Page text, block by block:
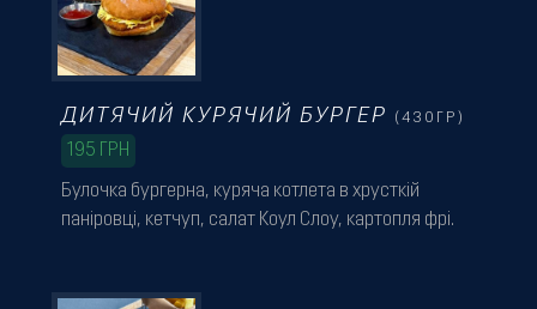
Булочка бургерна, куряча котлета в хрусткій
паніровці, кетчуп, салат Коул Слоу, картопля фрі.
ДИТЯЧИЙ КУРЯЧИЙ БУРГЕР (430ГР)
195 ГРН